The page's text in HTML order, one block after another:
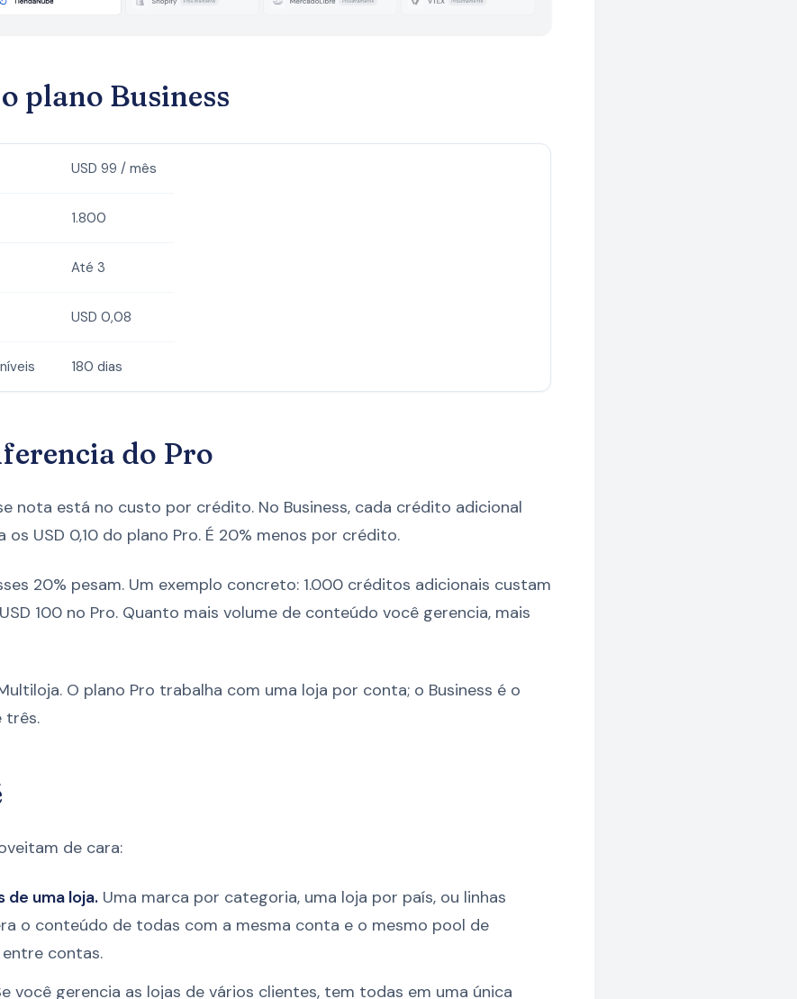
plano Business
USD 99 / mês
1.800
Até 3
USD 0,08
180 dias
do Pro
nota está no custo por crédito. No Business, cada crédito adicional
os USD 0,10 do plano Pro. É 20% menos por crédito.
20% pesam. Um exemplo concreto: 1.000 créditos adicionais custam
100 no Pro. Quanto mais volume de conteúdo você gerencia, mais
O plano Pro trabalha com uma loja por conta; o Business é o
três.
de cara:
de uma loja. Uma marca por categoria, uma loja por país, ou linhas
o conteúdo de todas com a mesma conta e o mesmo pool de
contas.
você gerencia as lojas de vários clientes, tem todas em uma única